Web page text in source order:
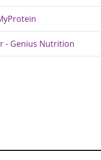
- Genius Nutrition